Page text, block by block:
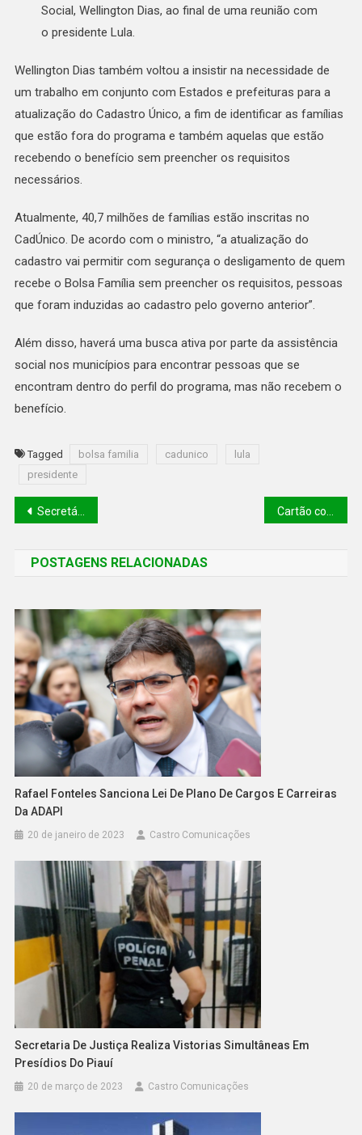
Social, Wellington Dias, ao final de uma reunião com
o presidente Lula.
Wellington Dias também voltou a insistir na necessidade de
um trabalho em conjunto com Estados e prefeituras para a
atualização do Cadastro Único, a fim de identificar as famílias
que estão fora do programa e também aquelas que estão
recebendo o benefício sem preencher os requisitos
necessários.
Atualmente, 40,7 milhões de famílias estão inscritas no
CadÚnico. De acordo com o ministro, “a atualização do
cadastro vai permitir com segurança o desligamento de quem
recebe o Bolsa Família sem preencher os requisitos, pessoas
que foram induzidas ao cadastro pelo governo anterior”.
Além disso, haverá uma busca ativa por parte da assistência
social nos municípios para encontrar pessoas que se
encontram dentro do perfil do programa, mas não recebem o
benefício.
Tagged bolsa familia cadunico
lula
presidente
Secretário do Meio Ambiente do Estado do Piauí Dr. Daniel Oliveira recebe bancada do PT de Canto do Buriti
POSTAGENS RELACIONADAS
Rafael Fonteles Sanciona Lei De Plano De Cargos E Carreiras
Da ADAPI
20 de janeiro de 2023 Castro Comunicações
Secretaria De Justiça Realiza Vistorias Simultâneas Em
Presídios Do Piauí
20 de março de 2023 Castro Comunicações